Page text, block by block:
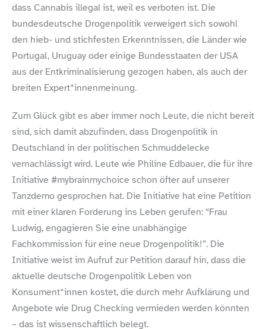
dass Cannabis illegal ist, weil es verboten ist. Die
bundesdeutsche Drogenpolitik verweigert sich sowohl
den hieb- und stichfesten Erkenntnissen, die Länder wie
Portugal, Uruguay oder einige Bundesstaaten der USA
aus der Entkriminalisierung gezogen haben, als auch der
breiten Expert*innenmeinung.
Zum Glück gibt es aber immer noch Leute, die nicht bereit
sind, sich damit abzufinden, dass Drogenpolitik in
Deutschland in der politischen Schmuddelecke
vernachlässigt wird. Leute wie Philine Edbauer, die für ihre
Initiative #mybrainmychoice schon öfter auf unserer
Tanzdemo gesprochen hat. Die Initiative hat eine Petition
mit einer klaren Forderung ins Leben gerufen: “Frau
Ludwig, engagieren Sie eine unabhängige
Fachkommission für eine neue Drogenpolitik!”. Die
Initiative weist im Aufruf zur Petition darauf hin, dass die
aktuelle deutsche Drogenpolitik Leben von
Konsument*innen kostet, die durch mehr Aufklärung und
Angebote wie Drug Checking vermieden werden könnten
– das ist wissenschaftlich belegt.